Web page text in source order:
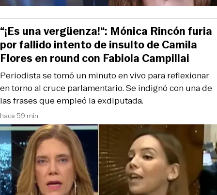
hace 59 min
Periodista se tomó un minuto en vivo para reflexionar
en torno al cruce parlamentario. Se indignó con una de
las frases que empleó la exdiputada.
“¡Es una vergüenza!“: Mónica Rincón furia
por fallido intento de insulto de Camila
Flores en round con Fabiola Campillai